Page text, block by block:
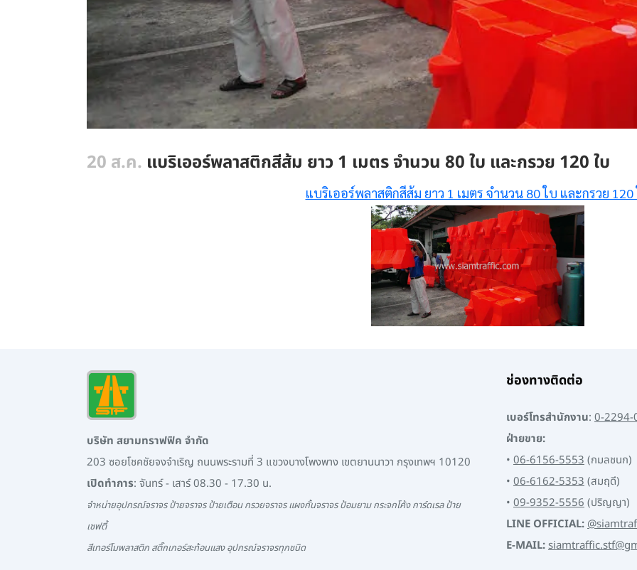
20 ส.ค. แบริเออร์พลาสติกสีส้ม ยาว 1 เมตร จำนวน 80 ใบ และกรวย 120 ใบ
แบริเออร์พลาสติกสีส้ม ยาว 1 เมตร จำนวน 80 ใบ และกรวย 120
บริษัท สยามทราฟฟิค จำกัด
203 ซอยโชคชัยจงจำเริญ ถนนพระรามที่ 3 แขวงบางโพงพาง เขตยานนาวา กรุงเทพฯ 10120
เปิดทำการ: จันทร์ - เสาร์ 08.30 - 17.30 น.
จำหน่ายอุปกรณ์จราจร ป้ายจราจร ป้ายเตือน กรวยจราจร แผงกั้นจราจร ป้อมยาม กระจกโค้ง การ์ดเรล ป้าย
เซฟตี้
สีเทอร์โมพลาสติก สติ๊กเกอร์สะท้อนแสง อุปกรณ์จราจรทุกชนิด
ช่องทางติดต่อ
เบอร์โทรสำนักงาน: 0-
ฝ่ายขาย:
• 06-6156-5553(กมลชนก)
• 06-6162-5353(สมฤดี)
• 09-9352-5556(ปริญญา)
LINE OFFICIAL:
E-MAIL: